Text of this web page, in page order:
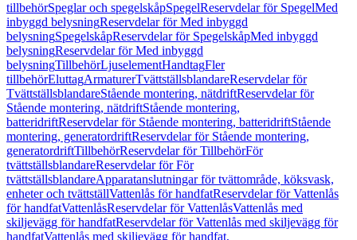
tillbehörSpeglar och spegelskåpSpegelReservdelar för SpegelMed
inbyggd belysningReservdelar för Med inbyggd
belysningSpegelskåpReservdelar för SpegelskåpMed inbyggd
belysningReservdelar för Med inbyggd
belysningTillbehörLjuselementHandtagFler
tillbehörEluttagArmaturerTvättställsblandareReservdelar för
TvättställsblandareStående montering, nätdriftReservdelar för
Stående montering, nätdriftStående montering,
batteridriftReservdelar för Stående montering, batteridriftStående
montering, generatordriftReservdelar för Stående montering,
generatordriftTillbehörReservdelar för TillbehörFör
tvättställsblandareReservdelar för För
tvättställsblandareApparatanslutningar för tvättområde, köksvask,
enheter och tvättställVattenlås för handfatReservdelar för Vattenlås
för handfatVattenlåsReservdelar för VattenlåsVattenlås med
skiljevägg för handfatReservdelar för Vattenlås med skiljevägg för
handfatVattenlås med skiljevägg för handfat,